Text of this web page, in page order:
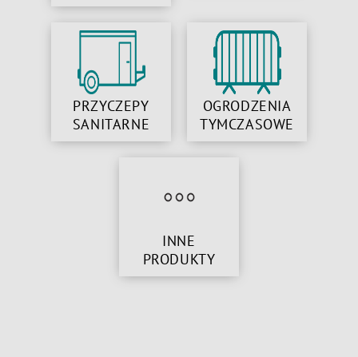
PRZYCZEPY
SANITARNE
OGRODZENIA
TYMCZASOWE
INNE
PRODUKTY